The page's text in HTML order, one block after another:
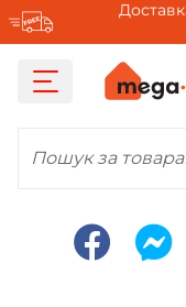
Пошук за